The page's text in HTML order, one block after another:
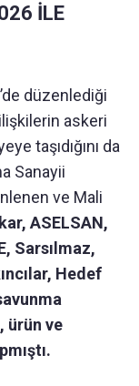
İLE
düzenlediği
ilişkilerin askeri
taşıdığını da
Sanayii
ve Mali
ASELSAN,
Sarsılmaz,
Hedef
ürün ve